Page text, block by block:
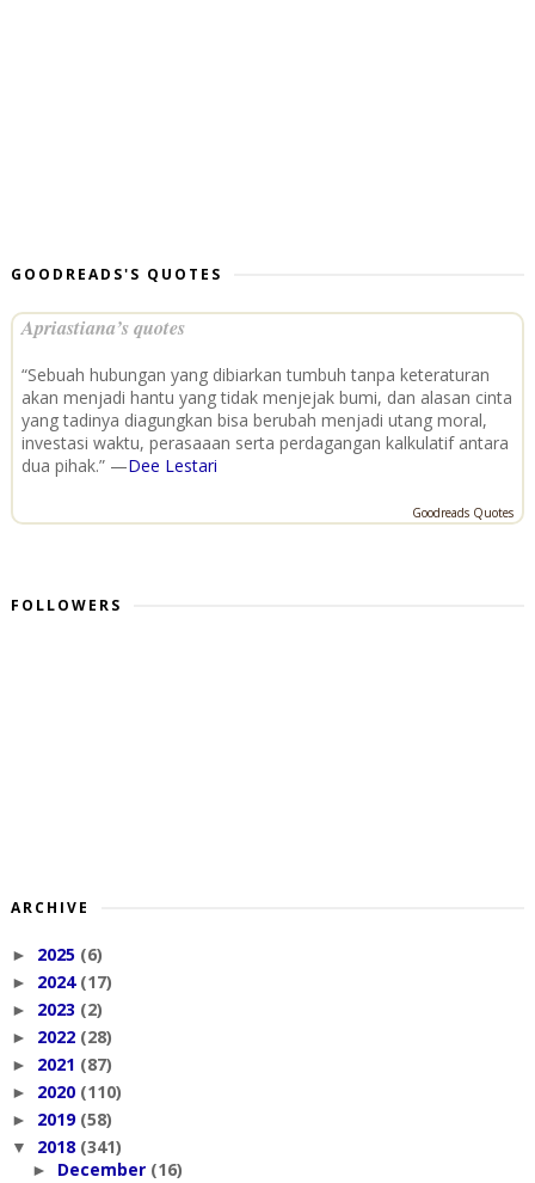
GOODREADS'S QUOTES
Apriastiana’s quotes
“Sebuah hubungan yang dibiarkan tumbuh tanpa keteraturan
akan menjadi hantu yang tidak menjejak bumi, dan alasan cinta
yang tadinya diagungkan bisa berubah menjadi utang moral,
investasi waktu, perasaaan serta perdagangan kalkulatif antara
dua pihak.” —Dee Lestari
Goodreads Quotes
FOLLOWERS
ARCHIVE
► 2025 (6)
► 2024 (17)
► 2023 (2)
► 2022 (28)
► 2021 (87)
► 2020 (110)
► 2019 (58)
▼ 2018 (341)
► December (16)